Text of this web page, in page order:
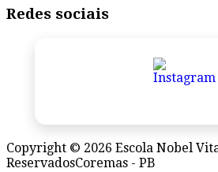
Redes sociais
Copyright © 2026 Escola Nobel
ReservadosCoremas - PB